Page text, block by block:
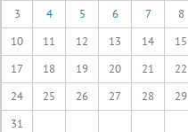
3
4 5 6 7 8
10
11 12 13 14 15
17
18 19 20 21 22
24
25 26 27 28 29
31